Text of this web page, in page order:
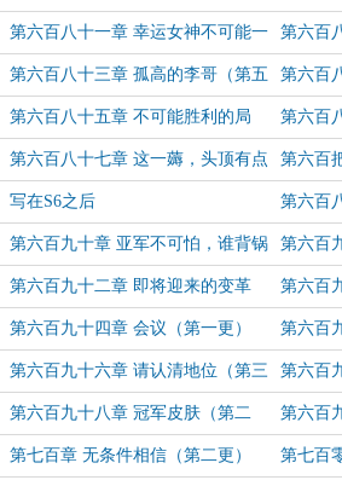
第六百八十一章 幸运女神不可能一
直眷顾（第三更！）
第六百
更！）
第六百八十三章 孤高的李哥（第五
更！）
第六百
（第六
第六百八十五章 不可能胜利的局
势？（第七更！）
第六百
句卧槽
第六百八十七章 这一薅，头顶有点
秃（第九更！）
第六百
们……是
写在S6之后 第六百
（第一
第六百九十章 亚军不可怕，谁背锅
谁尴尬（第二更）
第六百
三更！）
第六百九十二章 即将迎来的变革
（第四更！）
第六百
更！）
第六百九十四章 会议（第一更） 第六百
二更）
第六百九十六章 请认清地位（第三
更！）
第六百
更）
第六百九十八章 冠军皮肤（第二
更）
第六百
（第一
第七百章 无条件相信（第二更） 第七百